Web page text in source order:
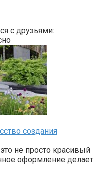
с друзьями:
создания
не просто красивый
оформление делает